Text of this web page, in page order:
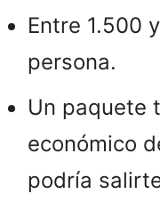
Entre 1.500
persona.​
Un paquete
económico
podría